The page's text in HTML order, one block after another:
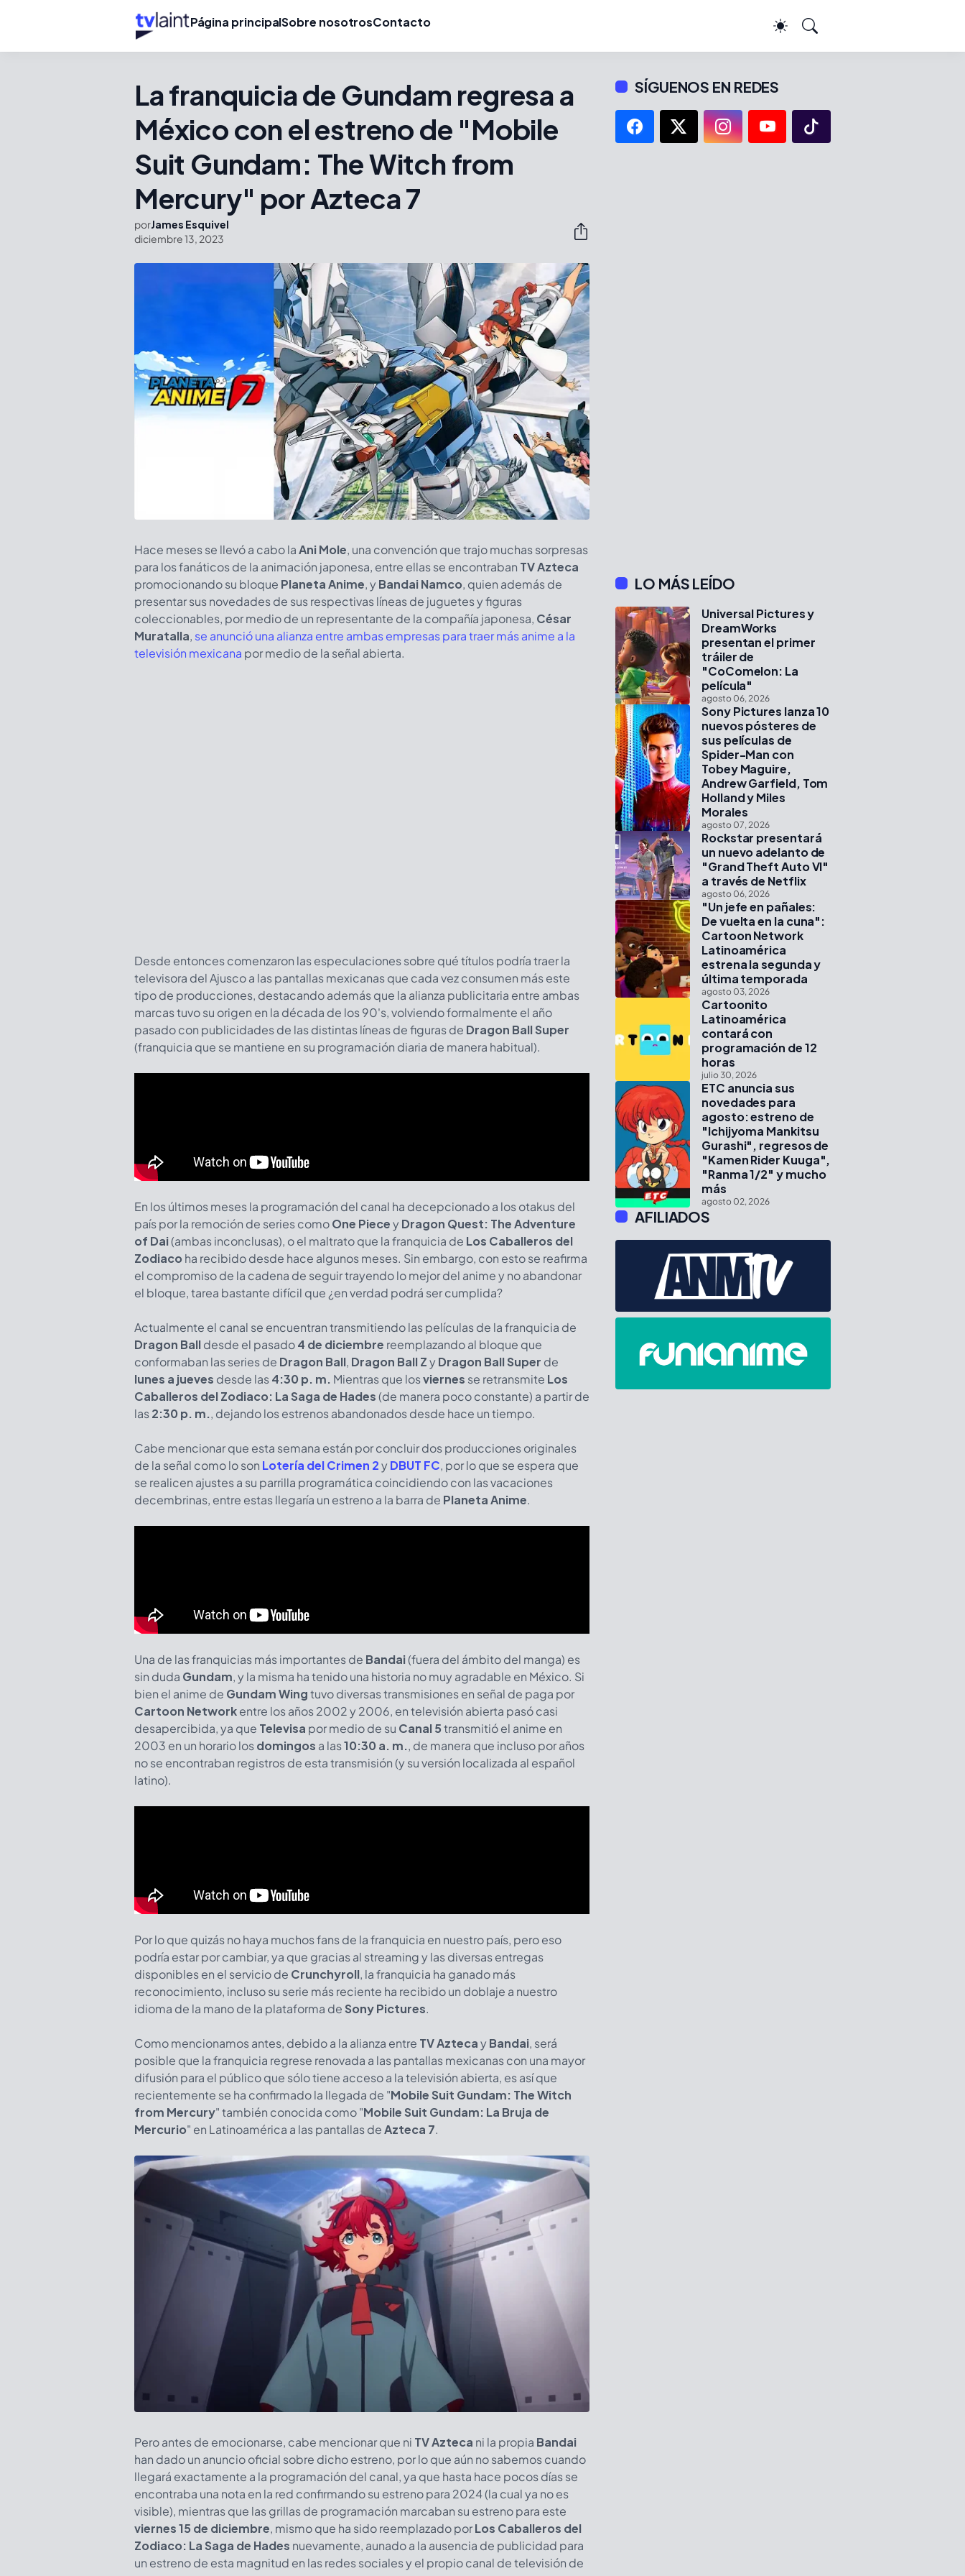
Página principalSobre nosotrosContacto
La franquicia de Gundam regresa a
México con el estreno de "Mobile
Suit Gundam: The Witch from
Mercury" por Azteca 7
porJames Esquivel
diciembre 13, 2023
Hace meses se llevó a cabo laAni Mole, una convención que trajo muchas sorpresas
para los fanáticos de la animación japonesa, entre ellas se encontraban TV Azteca
promocionando su bloque Planeta Anime, yBandai Namco, quien además de
presentar sus novedades de sus respectivas líneas de juguetes y figuras
coleccionables, por medio de un representante de la compañía japonesa, César
Muratalla, se anunció una alianza entre ambas empresas para traer más anime a la
televisión mexicana por medio de la señal abierta.
Desde entonces comenzaron las especulaciones sobre qué títulos podría traer la
televisora del Ajusco a las pantallas mexicanas que cada vez consumen más este
tipo de producciones, destacando además que la alianza publicitaria entre ambas
marcas tuvo su origen en la década de los 90's, volviendo formalmente el año
pasado con publicidades de las distintas líneas de figuras de Dragon Ball Super
(franquicia que se mantiene en su programación diaria de manera habitual).
En los últimos meses la programación del canal ha decepcionado a los otakus del
país por la remoción de series comoOne PieceyDragon Quest: The Adventure
of Dai(ambas inconclusas), o el maltrato que la franquicia de Los Caballeros del
Zodiaco ha recibido desde hace algunos meses. Sin embargo, con esto se reafirma
el compromiso de la cadena de seguir trayendo lo mejor del anime y no abandonar
el bloque, tarea bastante difícil que ¿en verdad podrá ser cumplida?
Actualmente el canal se encuentran transmitiendo las películas de la franquicia de
Dragon Balldesde el pasado4 de diciembre reemplazando al bloque que
conformaban las series de Dragon Ball, Dragon Ball ZyDragon Ball Super de
lunes a jueves desde las4:30 p. m. Mientras que losviernes se retransmite Los
Caballeros del Zodiaco: La Saga de Hades(de manera poco constante) a partir de
las2:30 p. m., dejando los estrenos abandonados desde hace un tiempo.
Cabe mencionar que esta semana están por concluir dos producciones originales
de la señal como lo son Lotería del Crimen 2yDBUT FC, por lo que se espera que
se realicen ajustes a su parrilla programática coincidiendo con las vacaciones
decembrinas, entre estas llegaría un estreno a la barra de Planeta Anime.
Una de las franquicias más importantes de Bandai(fuera del ámbito del manga) es
sin duda Gundam, y la misma ha tenido una historia no muy agradable en México. Si
bien el anime de Gundam Wingtuvo diversas transmisiones en señal de paga por
Cartoon Networkentre los años 2002 y 2006, en televisión abierta pasó casi
desapercibida, ya que Televisa por medio de su Canal 5transmitió el anime en
2003 en un horario losdomingos a las10:30 a. m., de manera que incluso por años
no se encontraban registros de esta transmisión (y su versión localizada al español
latino).
Por lo que quizás no haya muchos fans de la franquicia en nuestro país, pero eso
podría estar por cambiar, ya que gracias al streaming y las diversas entregas
disponibles en el servicio de Crunchyroll, la franquicia ha ganado más
reconocimiento, incluso su serie más reciente ha recibido un doblaje a nuestro
idioma de la mano de la plataforma de Sony Pictures.
Como mencionamos antes, debido a la alianza entre TV AztecayBandai, será
posible que la franquicia regrese renovada a las pantallas mexicanas con una mayor
difusión para el público que sólo tiene acceso a la televisión abierta, es así que
recientemente se ha confirmado la llegada de "Mobile Suit Gundam: The Witch
from Mercury" también conocida como "Mobile Suit Gundam: La Bruja de
Mercurio" en Latinoamérica a las pantallas deAzteca 7.
Pero antes de emocionarse, cabe mencionar que ni TV Azteca ni la propia Bandai
han dado un anuncio oficial sobre dicho estreno, por lo que aún no sabemos cuando
llegará exactamente a la programación del canal, ya que hasta hace pocos días se
encontraba una nota en la red confirmando su estreno para 2024 (la cual ya no es
visible), mientras que las grillas de programación marcaban su estreno para este
viernes 15 de diciembre, mismo que ha sido reemplazado porLos Caballeros del
Zodiaco: La Saga de Hades nuevamente, aunado a la ausencia de publicidad para
un estreno de esta magnitud en las redes sociales y el propio canal de televisión de
SÍGUENOS EN REDES
LO MÁS LEÍDO
Universal Pictures y
DreamWorks
presentan el primer
tráiler de
"CoComelon: La
película"
agosto 06, 2026
Sony Pictures lanza 10
nuevos pósteres de
sus películas de
Spider-Man con
Tobey Maguire,
Andrew Garfield, Tom
Holland y Miles
Morales
agosto 07, 2026
Rockstar presentará
un nuevo adelanto de
"Grand Theft Auto VI"
a través de Netflix
agosto 06, 2026
"Un jefe en pañales:
De vuelta en la cuna":
Cartoon Network
Latinoamérica
estrena la segunda y
última temporada
agosto 03, 2026
Cartoonito
Latinoamérica
contará con
programación de 12
horas
julio 30, 2026
ETC anuncia sus
novedades para
agosto: estreno de
"Ichijyoma Mankitsu
Gurashi", regresos de
"Kamen Rider Kuuga",
"Ranma 1/2" y mucho
más
agosto 02, 2026
AFILIADOS